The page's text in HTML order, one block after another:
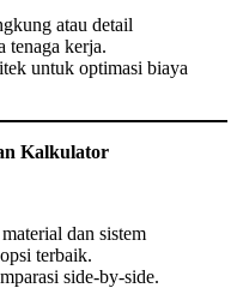
atau detail
tenaga kerja.
untuk optimasi biaya
Kalkulator
dan sistem
terbaik.
side-by-side.